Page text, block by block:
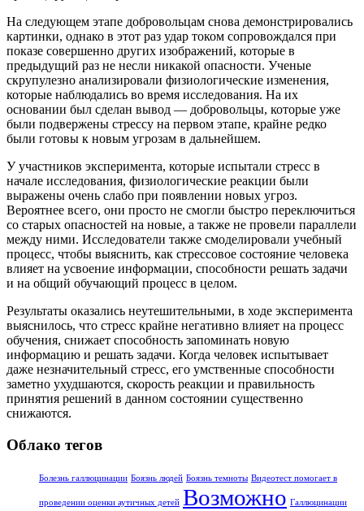
На следующем этапе добровольцам снова демонстрировались
картинки, однако в этот раз удар током сопровождался при
показе совершенно других изображений, которые в
предыдущий раз не несли никакой опасности. Ученые
скрупулезно анализировали физиологические изменения,
которые наблюдались во время исследования. На их
основании был сделан вывод — добровольцы, которые уже
были подвержены стрессу на первом этапе, крайне редко
были готовы к новым угрозам в дальнейшем.
У участников эксперимента, которые испытали стресс в
начале исследования, физиологические реакции были
выражены очень слабо при появлении новых угроз.
Вероятнее всего, они просто не смогли быстро переключиться
со старых опасностей на новые, а также не провели параллели
между ними. Исследователи также смоделировали учебный
процесс, чтобы выяснить, как стрессовое состояние человека
влияет на усвоение информации, способности решать задачи
и на общий обучающий процесс в целом.
Результаты оказались неутешительными, в ходе эксперимента
выяснилось, что стресс крайне негативно влияет на процесс
обучения, снижает способность запоминать новую
информацию и решать задачи. Когда человек испытывает
даже незначительный стресс, его умственные способности
заметно ухудшаются, скорость реакции и правильность
принятия решений в данном состоянии существенно
снижаются.
Облако тегов
Болезнь галлюцинации Боязнь людей Боязнь темноты Видеотест помогает в
проведении оценки аутичных детей Возможно Галлюцинации